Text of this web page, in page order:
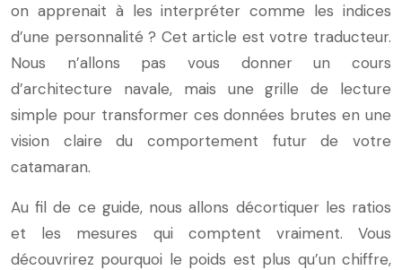
on apprenait à les interpréter comme les indices
d’une personnalité ? Cet article est votre traducteur.
Nous n’allons pas vous donner un cours
d’architecture navale, mais une grille de lecture
simple pour transformer ces données brutes en une
vision claire du comportement futur de votre
catamaran.
Au fil de ce guide, nous allons décortiquer les ratios
et les mesures qui comptent vraiment. Vous
découvrirez pourquoi le poids est plus qu’un chiffre,